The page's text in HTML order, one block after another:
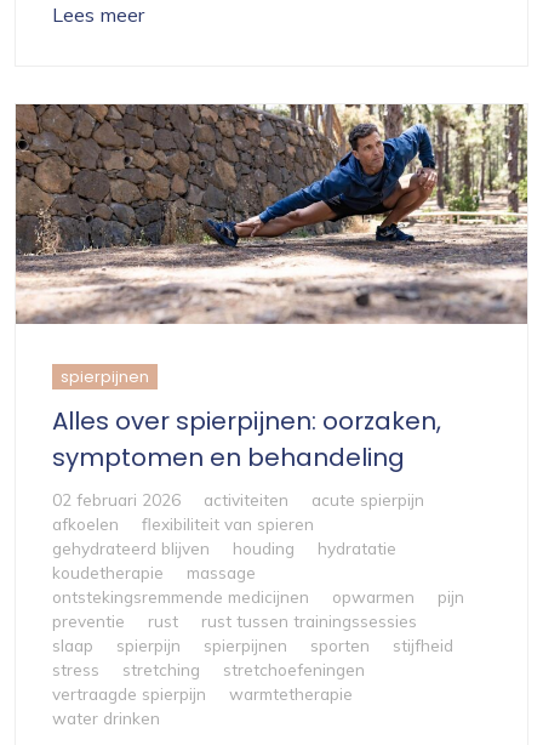
Lees meer
spierpijnen
Alles over spierpijnen: oorzaken,
symptomen en behandeling
02 februari 2026 activiteiten
acute spierpijn
afkoelen
flexibiliteit van spieren
gehydrateerd blijven
houding
hydratatie
koudetherapie
massage
ontstekingsremmende medicijnen
opwarmen
pijn
preventie
rust
rust tussen trainingssessies
slaap
spierpijn spierpijnen sporten
stijfheid
stress
stretching
stretchoefeningen
vertraagde spierpijn
warmtetherapie
water drinken